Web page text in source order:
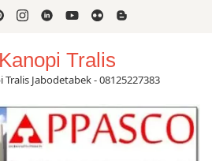
Tralis
Tralis Jabodetabek - 08125227383